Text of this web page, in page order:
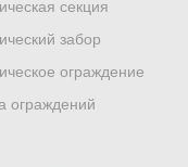
секция
забор
ограждение
ограждений